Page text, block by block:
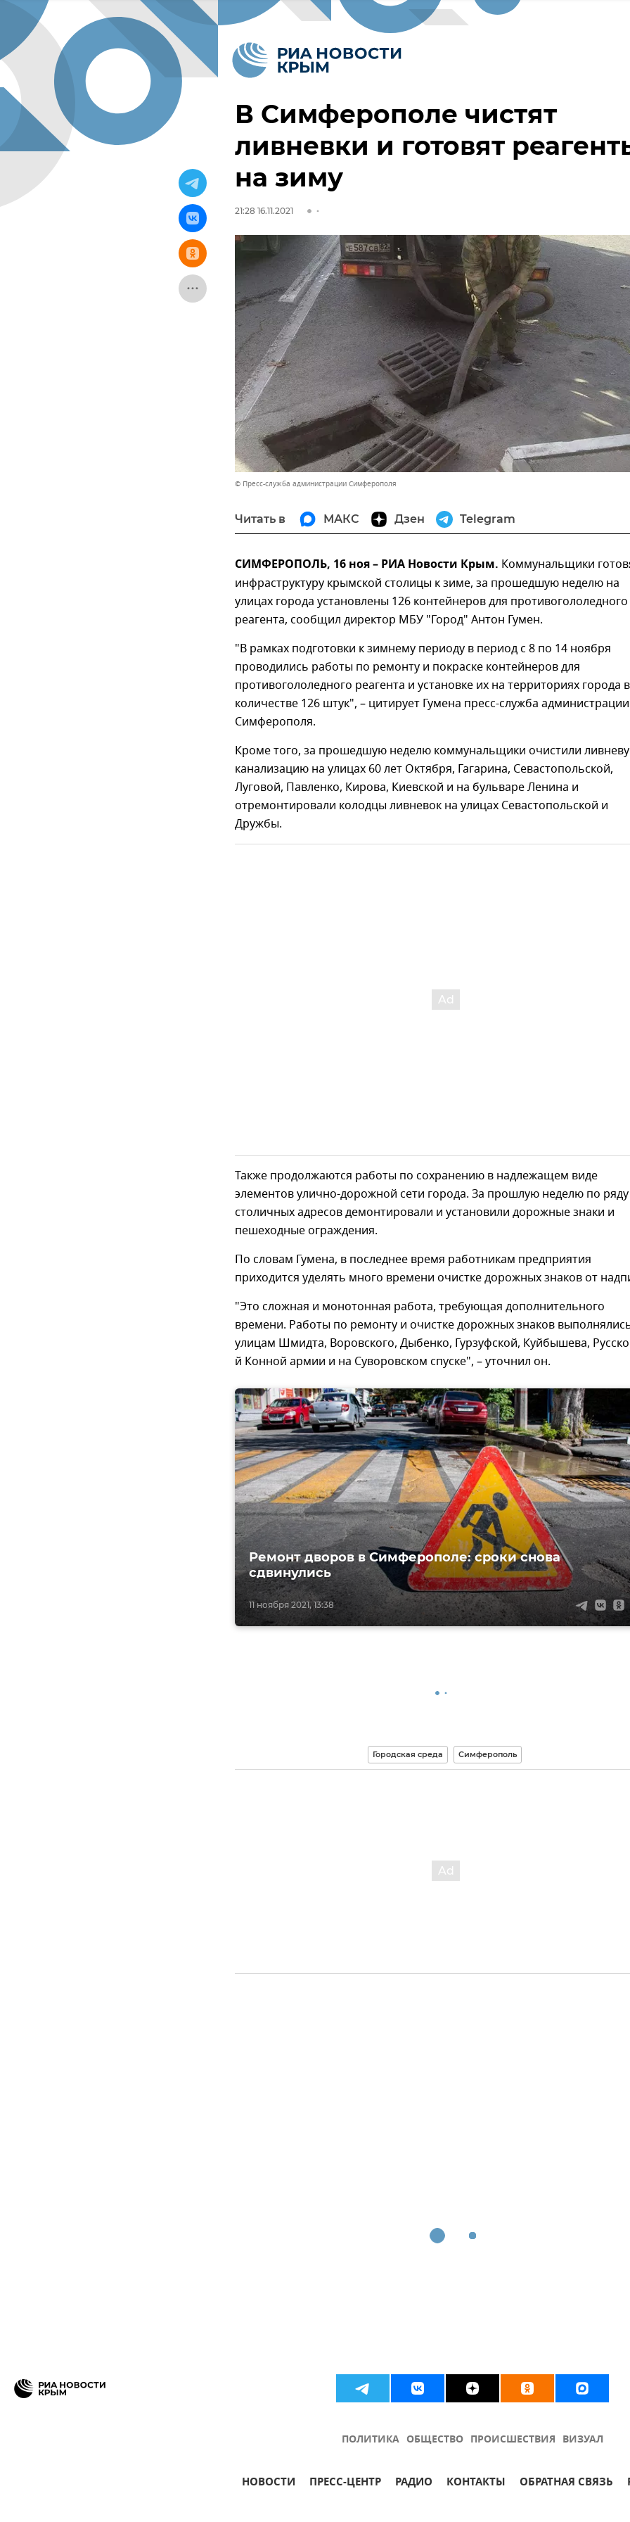
В Симферополе чистят
ливневки и готовят
на зиму
21:28 16.11.2021
© Пресс-служба администрации Симферополя
Читать в МАКС Дзен Telegram
СИМФЕРОПОЛЬ, 16 ноя – РИА Новости Крым. Коммунальщики
инфраструктуру крымской столицы к зиме, за прошедшую неделю на
улицах города установлены 126 контейнеров для противогололедного
реагента, сообщил директор МБУ "Город" Антон Гумен.
"В рамках подготовки к зимнему периоду в период с 8 по 14 ноября
проводились работы по ремонту и покраске контейнеров для
противогололедного реагента и установке их на территориях города в
количестве 126 штук", – цитирует Гумена пресс-служба администрации
Симферополя.
Кроме того, за прошедшую неделю коммунальщики очистили
канализацию на улицах 60 лет Октября, Гагарина, Севастопольской,
Луговой, Павленко, Кирова, Киевской и на бульваре Ленина и
отремонтировали колодцы ливневок на улицах Севастопольской и
Дружбы.
Также продолжаются работы по сохранению в надлежащем виде
элементов улично-дорожной сети города. За прошлую неделю по ряду
столичных адресов демонтировали и установили дорожные знаки и
пешеходные ограждения.
По словам Гумена, в последнее время работникам предприятия
приходится уделять много времени очистке дорожных знаков от
"Это сложная и монотонная работа, требующая дополнительного
времени. Работы по ремонту и очистке дорожных знаков
улицам Шмидта, Воровского, Дыбенко, Гурзуфской, Куйбышева,
й Конной армии и на Суворовском спуске", – уточнил он.
11 ноября 2021, 13:38
Ремонт дворов в Симферополе: сроки снова
сдвинулись
Городская среда Симферополь
ПОЛИТИКА ОБЩЕСТВО ПРОИСШЕСТВИЯ ВИЗУАЛ
НОВОСТИ ПРЕСС-ЦЕНТР РАДИО КОНТАКТЫ ОБРАТНАЯ СВЯЗЬ